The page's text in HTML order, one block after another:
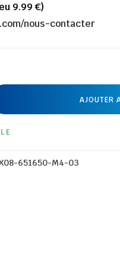
9.99 €)
nous-contacter
AJOUTER
651650-M4-03